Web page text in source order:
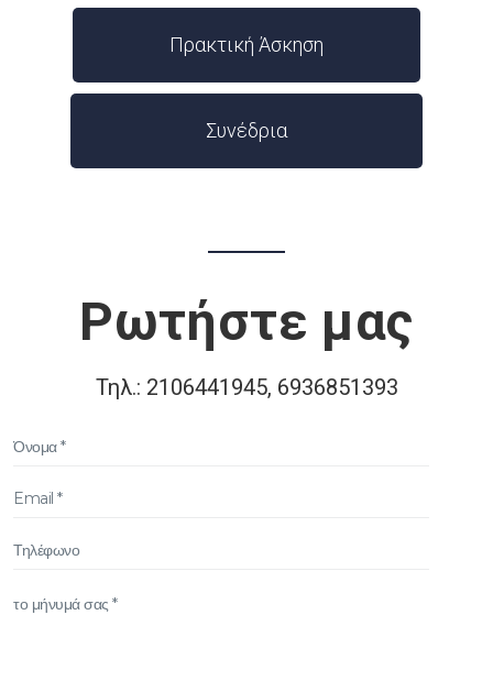
Πρακτική Άσκηση
Συνέδρια
Ρωτήστε μας
Τηλ.: 2106441945, 6936851393